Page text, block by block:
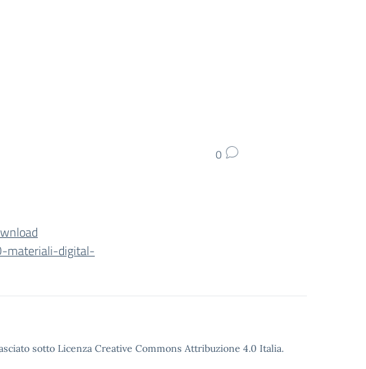
0
materiali-digital-
sotto Licenza Creative Commons Attribuzione 4.0 Italia.